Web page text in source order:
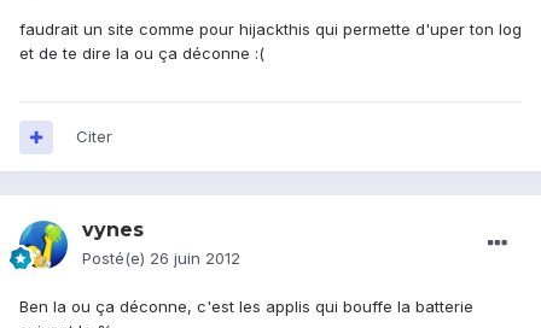
faudrait un site comme pour hijackthis qui permette d'uper ton log
et de te dire la ou ça déconne :(
Citer
vynes
Posté(e) 26 juin 2012
Ben la ou ça déconne, c'est les applis qui bouffe la batterie